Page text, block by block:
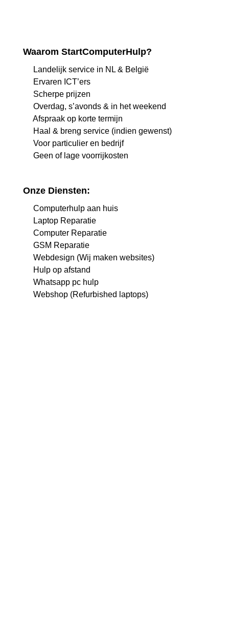
Waarom StartComputerHulp?
Landelijk service in NL & België
Ervaren ICT’ers
Scherpe prijzen
Overdag, s’avonds & in het weekend
Afspraak op korte termijn
Haal & breng service (indien gewenst)
Voor particulier en bedrijf
Geen of lage voorrijkosten
Onze Diensten:
Computerhulp aan huis
Laptop Reparatie
Computer Reparatie
GSM Reparatie
Webdesign (Wij maken websites)
Hulp op afstand
Whatsapp pc hulp
Webshop (Refurbished laptops)